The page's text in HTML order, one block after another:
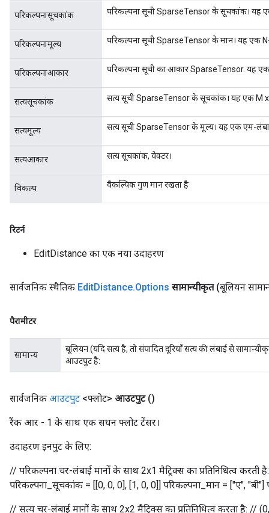
परिकल्पनासूचकांक परिकल्पना सूची SparseTensor के सूचकांक। यह
परिकल्पनामूल्य परिकल्पना सूची SparseTensor के मान। यह एक
परिकल्पनाआकार परिकल्पना सूची का आकार SparseTensor. यह
सत्यसूचकांक सत्य सूची SparseTensor के सूचकांक। यह एक M x
सत्यमूल्य सत्य सूची SparseTensor के मूल्य। यह एक एम-
सत्यआकार सत्य सूचकांक, वेक्टर।
विकल्प वैकल्पिक गुण मान रखता है
रिटर्न
EditDistance का एक नया उदाहरण
सार्वजनिक स्थैतिक EditDistance.Options सामान्यीकृत (बूलियन
पैरामीटर
सामान्य
बूलियन (यदि सत्य है, तो संपादित दूरियाँ सत्य की लंबाई से
आउटपुट है:
सार्वजनिक आउटपुट <फ्लोट> आउटपुट ()
रैंक आर - 1 के साथ एक सघन फ्लोट टेंसर।
उदाहरण इनपुट के लिए:
// परिकल्पना चर-लंबाई मानों के साथ 2x1 मैट्रिक्स का प्रतिनिधित्व
परिकल्पना_सूचकांक = [[0, 0, 0], [1, 0, 0]] परिकल्पना_मान = ["ए",
// सत्य चर-लंबाई मानों के साथ 2x2 मैट्रिक्स का प्रतिनिधित्व करता है: //